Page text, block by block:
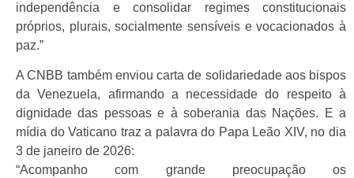
independência e consolidar regimes constitucionais
próprios, plurais, socialmente sensíveis e vocacionados à
paz.”
A CNBB também enviou carta de solidariedade aos bispos
da Venezuela, afirmando a necessidade do respeito à
dignidade das pessoas e à soberania das Nações. E a
mídia do Vaticano traz a palavra do Papa Leão XIV, no dia
3 de janeiro de 2026:
“Acompanho com grande preocupação os